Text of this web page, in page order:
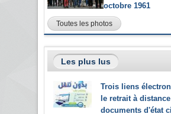
octobre 1961
Toutes les photos
Les plus lus
Trois liens
le retrait à
documents d'état